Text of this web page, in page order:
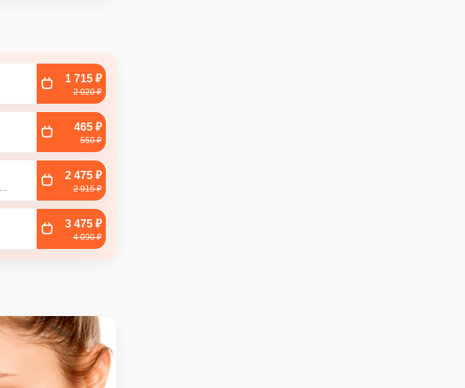
1 715 ₽
2 020 ₽
465 ₽
550 ₽
2 475 ₽
2 915 ₽
3 475 ₽
4 090 ₽